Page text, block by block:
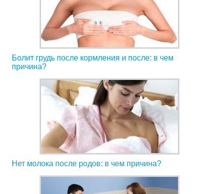
Болит грудь после кормления и после: в чем
причина?
Нет молока после родов: в чем причина?